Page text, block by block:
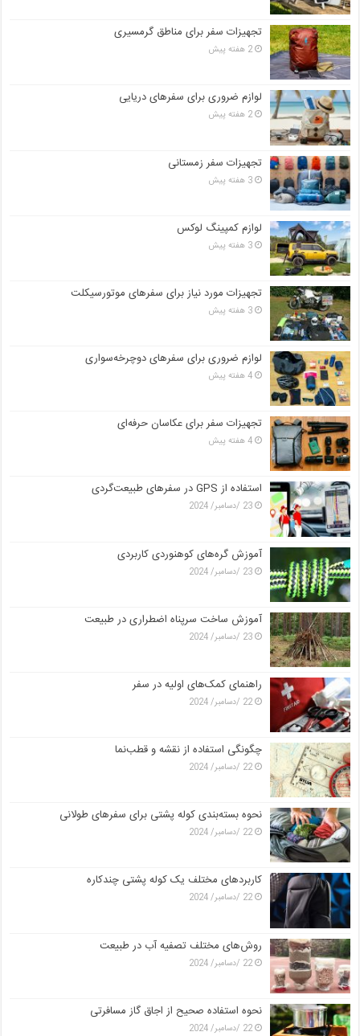
تجهیزات سفر برای مناطق گرمسیری
2 هفته پیش
لوازم ضروری برای سفرهای دریایی
2 هفته پیش
تجهیزات سفر زمستانی
3 هفته پیش
لوازم کمپینگ لوکس
3 هفته پیش
تجهیزات مورد نیاز برای سفرهای موتورسیکلت
3 هفته پیش
لوازم ضروری برای سفرهای دوچرخه‌سواری
4 هفته پیش
تجهیزات سفر برای عکاسان حرفه‌ای
4 هفته پیش
استفاده از GPS در سفرهای طبیعت‌گردی
23 /دسامبر/ 2024
آموزش گره‌های کوهنوردی کاربردی
23 /دسامبر/ 2024
آموزش ساخت سرپناه اضطراری در طبیعت
23 /دسامبر/ 2024
راهنمای کمک‌های اولیه در سفر
22 /دسامبر/ 2024
چگونگی استفاده از نقشه و قطب‌نما
22 /دسامبر/ 2024
نحوه بسته‌بندی کوله پشتی برای سفرهای طولانی
22 /دسامبر/ 2024
کاربردهای مختلف یک کوله پشتی چندکاره
22 /دسامبر/ 2024
روش‌های مختلف تصفیه آب در طبیعت
22 /دسامبر/ 2024
نحوه استفاده صحیح از اجاق گاز مسافرتی
22 /دسامبر/ 2024